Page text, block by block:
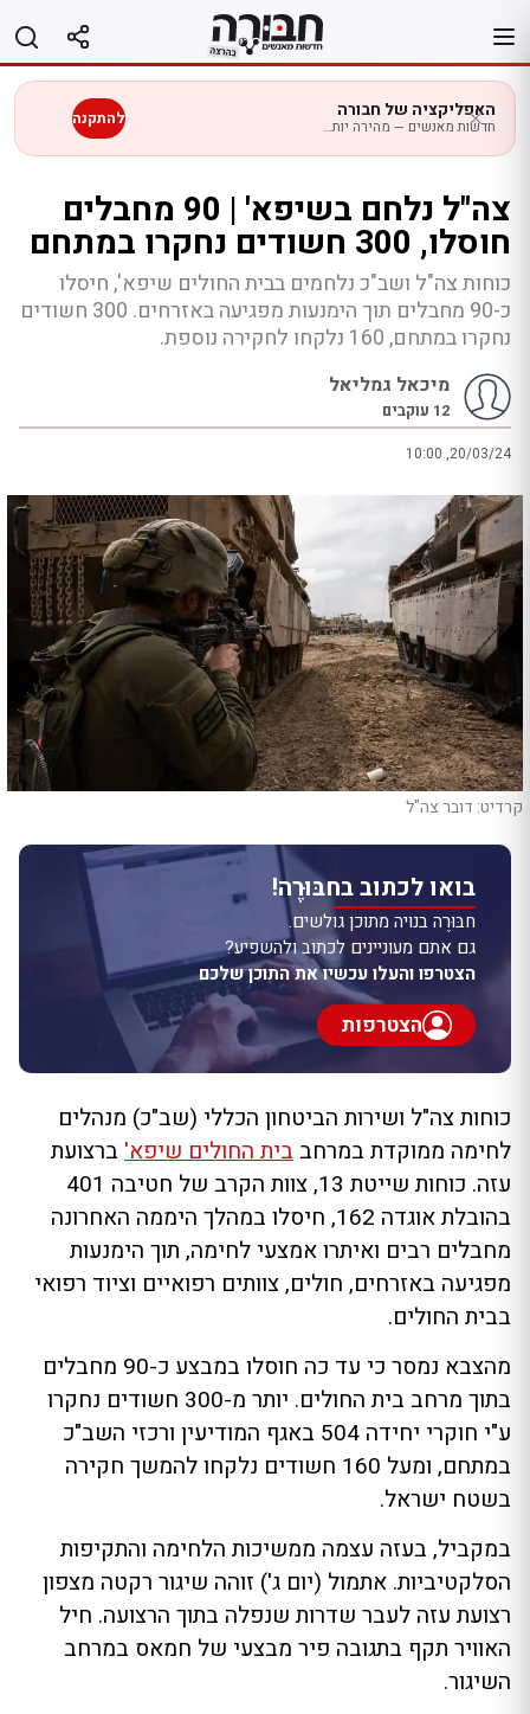
לתוכן
האפליקציה של חבורה
חדשות מאנשים — מהירה יותר בנייד להתקנה
צה"ל נלחם בשיפא' | 90 מחבלים
חוסלו, 300 חשודים נחקרו במתחם
כוחות צה"ל ושב"כ נלחמים בבית החולים שיפא', חיסלו
כ-90 מחבלים תוך הימנעות מפגיעה באזרחים. 300 חשודים
נחקרו במתחם, 160 נלקחו לחקירה נוספת.
מיכאל גמליאל
12 עוקבים
10:00 ,20/03/24
קרדיט: דובר צה"ל
בואו לכתוב בחבּוּרֶה!
חבּוּרֶה בנויה מתוכן גולשים.
גם אתם מעוניינים לכתוב ולהשפיע?
הצטרפו והעלו עכשיו את התוכן שלכם
הצטרפות
כוחות צה"ל ושירות הביטחון הכללי (שב"כ) מנהלים
לחימה ממוקדת במרחב בית החולים שיפא' ברצועת
עזה. כוחות שייטת 13, צוות הקרב של חטיבה 401
בהובלת אוגדה 162, חיסלו במהלך היממה האחרונה
מחבלים רבים ואיתרו אמצעי לחימה, תוך הימנעות
מפגיעה באזרחים, חולים, צוותים רפואיים וציוד רפואי
בבית החולים.
מהצבא נמסר כי עד כה חוסלו במבצע כ-90 מחבלים
בתוך מרחב בית החולים. יותר מ-300 חשודים נחקרו
ע"י חוקרי יחידה 504 באגף המודיעין ורכזי השב"כ
במתחם, ומעל 160 חשודים נלקחו להמשך חקירה
בשטח ישראל.
במקביל, בעזה עצמה ממשיכות הלחימה והתקיפות
הסלקטיביות. אתמול (יום ג') זוהה שיגור רקטה מצפון
רצועת עזה לעבר שדרות שנפלה בתוך הרצועה. חיל
האוויר תקף בתגובה פיר מבצעי של חמאס במרחב
השיגור.